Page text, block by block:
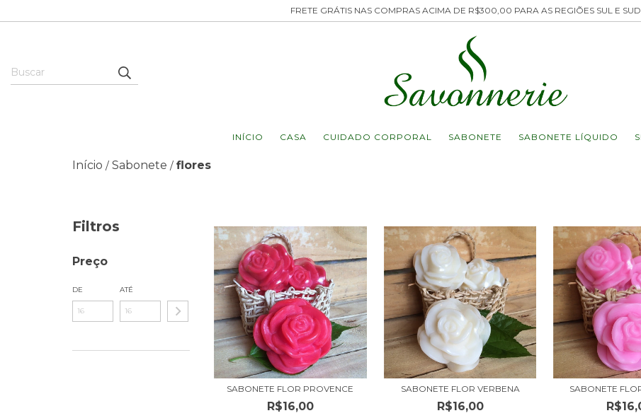
FRETE GRÁTIS NAS COMPRAS ACIMA DE R$300,00 PARA AS REGIÕES SUL E
INÍCIO CASA CUIDADO CORPORAL SABONETE SABONETE LÍQUIDO
Início / Sabonete / flores
Filtros
Preço
DE ATÉ
SABONETE FLOR PROVENCE
R$16,00
SABONETE FLOR VERBENA
R$16,00
SABONETE